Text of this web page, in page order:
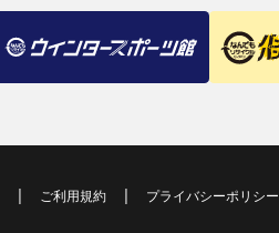
ご利用規約 プライバシーポリシー